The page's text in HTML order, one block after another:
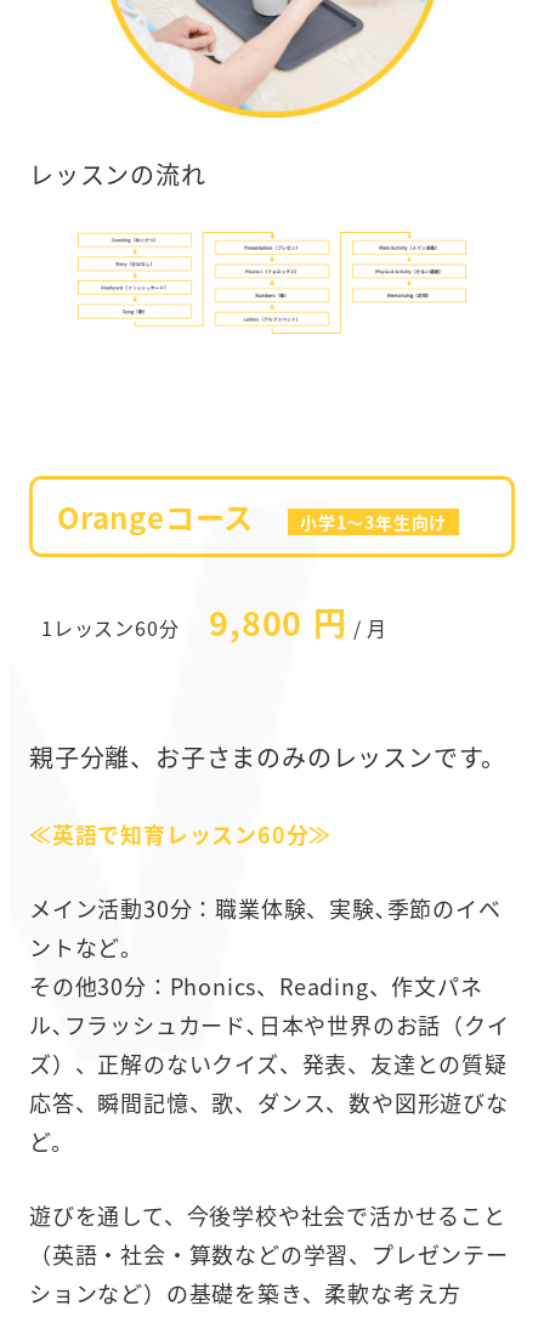
レッスンの流れ
Orangeコース 小学1～3年生向け
1レッスン60分 9,800 円 / 月
親子分離、お子さまのみのレッスンです。
≪英語で知育レッスン60分≫
メイン活動30分：職業体験、実験､季節のイベ
ントなど｡
その他30分：Phonics、Reading、作文パネ
ル､フラッシュカード､日本や世界のお話（クイ
ズ）、正解のないクイズ、発表、友達との質疑
応答、瞬間記憶、歌、ダンス、数や図形遊びな
ど。
遊びを通して、今後学校や社会で活かせること
（英語・社会・算数などの学習、プレゼンテー
ションなど）の基礎を築き、柔軟な考え方